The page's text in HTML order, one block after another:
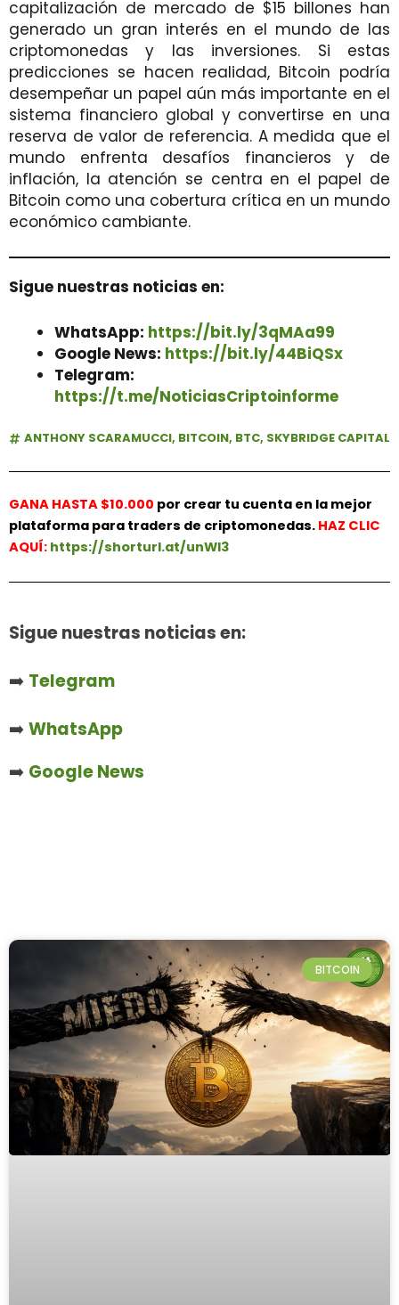
capitalización de mercado de $15 billones han
generado un gran interés en el mundo de las
criptomonedas y las inversiones. Si estas
predicciones se hacen realidad, Bitcoin podría
desempeñar un papel aún más importante en el
sistema financiero global y convertirse en una
reserva de valor de referencia. A medida que el
mundo enfrenta desafíos financieros y de
inflación, la atención se centra en el papel de
Bitcoin como una cobertura crítica en un mundo
económico cambiante.
Sigue nuestras noticias en:
WhatsApp: https://bit.ly/3qMAa99
Google News: https://bit.ly/44BiQSx
Telegram:
https://t.me/NoticiasCriptoinforme
ANTHONY SCARAMUCCI, BITCOIN, BTC, SKYBRIDGE CAPITAL
GANA HASTA $10.000 por crear tu cuenta en la mejor
plataforma para traders de criptomonedas. HAZ CLIC
AQUÍ: https://shorturl.at/unWl3
Sigue nuestras noticias en:
➡️ Telegram
➡️WhatsApp
➡️ Google News
BITCOIN